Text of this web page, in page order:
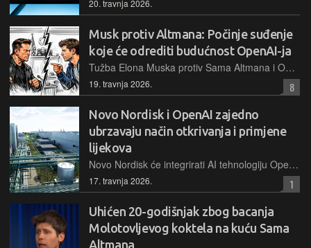
20. travnja 2026.
Musk protiv Altmana: Počinje suđenje
koje će odrediti budućnost OpenAI-ja
Tužba Elona Muska protiv Sama Altmana i OpenAI-ja ide na sud. Ulozi su ogromni - od budućnosti tvrtke i planova za IPO do kontrole nad najnaprednijom AI tehnologijom na svijetu
19. travnja 2026. 8
Novo Nordisk i OpenAI zajedno
ubrzavaju način otkrivanja i primjene
lijekova
Novo Nordisk će integrirati AI tehnologiju OpenAI-ja koja će transformirati put otkrivanja lijekova te omogućiti bržu dostupnost terapija za pacijente
17. travnja 2026. 1
Uhićen 20-godišnjak zbog bacanja
Molotovljevog koktela na kuću Sama
Altmana